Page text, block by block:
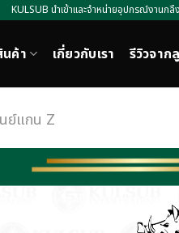
KULSUB นำเข้าและจำหน่ายอุปกรณ์งานก
ค้า เกี่ยวกับเรา รีวิวจาก
ย์แกน Z